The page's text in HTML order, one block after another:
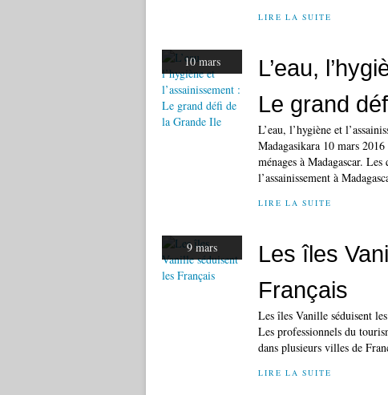
LIRE LA SUITE
10 mars
L’eau,
Le grand
L’eau, l’hygiène et
Madagasikara 10 mars
ménages à Madagascar.
l’assainissement à
LIRE LA SUITE
9 mars
Les îles
Français
Les îles Vanille séduisent
Les professionnels du
dans plusieurs villes de
LIRE LA SUITE